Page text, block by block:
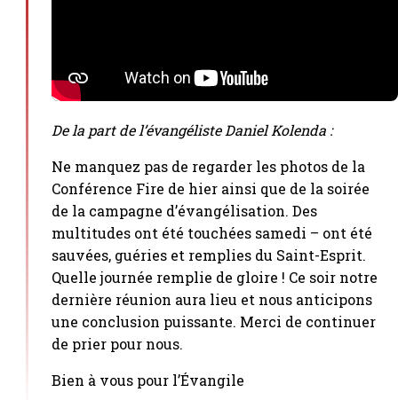
De la part de l’évangéliste Daniel Kolenda :
Ne manquez pas de regarder les photos de la
Conférence Fire de hier ainsi que de la soirée
de la campagne d’évangélisation. Des
multitudes ont été touchées samedi – ont été
sauvées, guéries et remplies du Saint-Esprit.
Quelle journée remplie de gloire ! Ce soir notre
dernière réunion aura lieu et nous anticipons
une conclusion puissante. Merci de continuer
de prier pour nous.
Bien à vous pour l’Évangile